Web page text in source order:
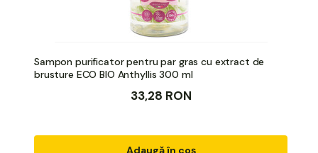
Sampon purificator pentru par gras cu extract de
brusture ECO BIO Anthyllis 300 ml
33,28 RON
Adaugă în coș